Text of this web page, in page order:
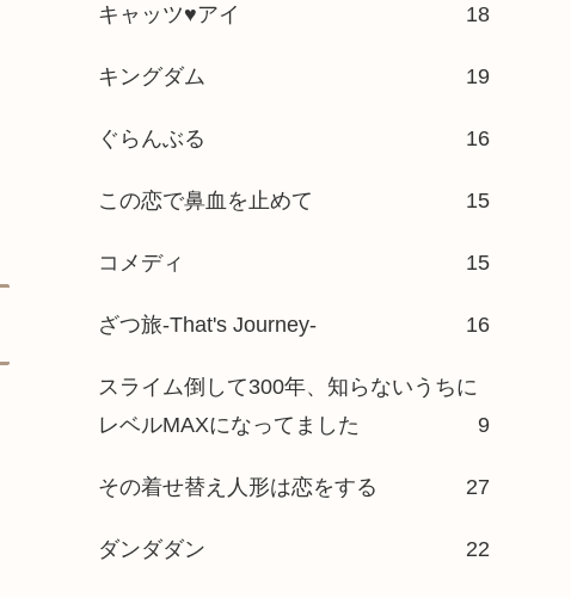
キャッツ♥アイ 18
キングダム 19
ぐらんぶる 16
この恋で鼻血を止めて 15
コメディ 15
ざつ旅-That's Journey- 16
スライム倒して300年、知らないうちに
レベルMAXになってました
9
その着せ替え人形は恋をする 27
ダンダダン 22